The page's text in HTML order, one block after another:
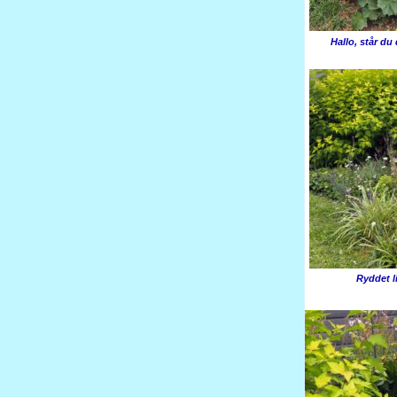
Hallo, står du
Ryddet